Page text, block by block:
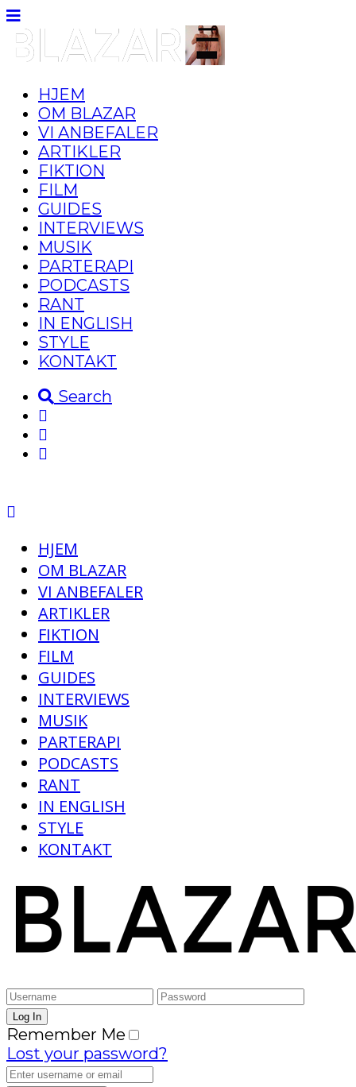
HJEM
OM BLAZAR
VI ANBEFALER
ARTIKLER
FIKTION
FILM
GUIDES
INTERVIEWS
MUSIK
PARTERAPI
PODCASTS
RANT
IN ENGLISH
STYLE
KONTAKT
Search
HJEM
OM BLAZAR
VI ANBEFALER
ARTIKLER
FIKTION
FILM
GUIDES
INTERVIEWS
MUSIK
PARTERAPI
PODCASTS
RANT
IN ENGLISH
STYLE
KONTAKT
Remember Me
Lost your password?